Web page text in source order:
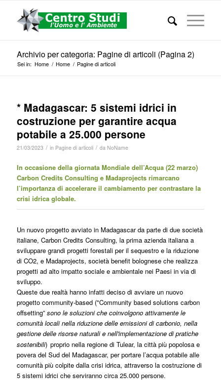
Archivio per categoria: Pagine di articoli (Pagina 2)
Sei in: Home / Home / Pagine di articoli
* Madagascar: 5 sistemi idrici in
costruzione per garantire acqua
potabile a 25.000 persone
21/03/2023 / in Pagine di articoli / da NoName
In occasione della giornata Mondiale dell’Acqua (22 marzo)
Carbon Credits Consulting e Madaprojects rimarcano
l’importanza di accelerare il cambiamento per contrastare la
crisi idrica globale.
Un nuovo progetto avviato in Madagascar da parte di due società
italiane, Carbon Credits Consulting, la prima azienda italiana a
sviluppare grandi progetti forestali per il sequestro e la riduzione
di CO2, e Madaprojects, società benefit bolognese che realizza
progetti ad alto impatto sociale e ambientale nei Paesi in via di
sviluppo.
Queste due realtà hanno infatti deciso di avviare un nuovo
progetto community-based ("Community based solutions carbon
offsetting” sono le soluzioni che coinvolgono attivamente le
comunità locali nella riduzione delle emissioni di carbonio, nella
gestione delle risorse naturali e nell'implementazione di pratiche
sostenibili) proprio nella regione di Tulear, la città più popolosa e
povera del Sud del Madagascar, per portare l’acqua potabile alle
comunità più colpite dalla crisi idrica, attraverso la costruzione di
5 sistemi idrici che serviranno circa 25.000 persone.